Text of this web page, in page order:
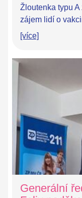
Žloutenka typu
zájem lidí o
[více]
Generální